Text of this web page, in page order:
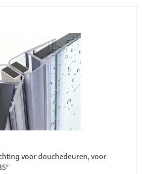
voor douchedeuren, voor